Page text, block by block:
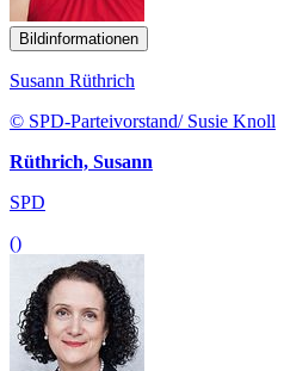
Bildinformationen
Susann Rüthrich
© SPD-Parteivorstand/ Susie Knoll
Rüthrich, Susann
SPD
()